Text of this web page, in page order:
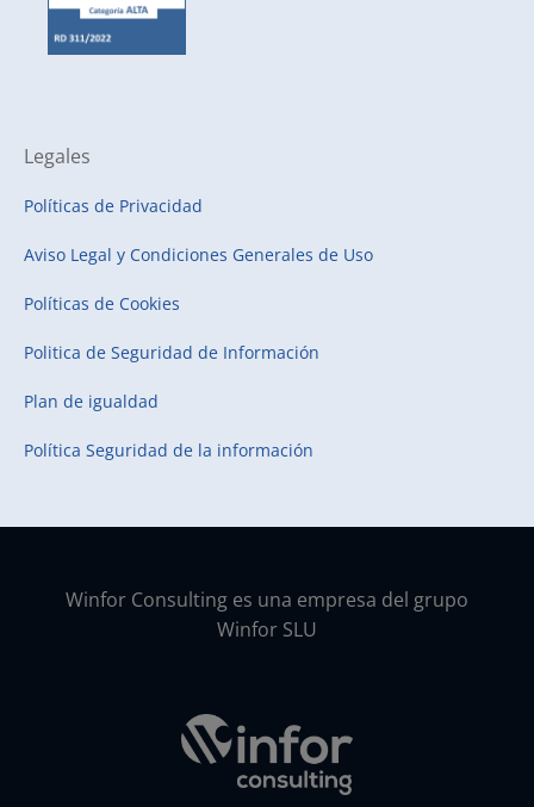
Legales
Políticas de Privacidad
Aviso Legal y Condiciones Generales de Uso
Políticas de Cookies
Politica de Seguridad de Información
Plan de igualdad
Política Seguridad de la información
Winfor Consulting es una empresa del grupo
Winfor SLU